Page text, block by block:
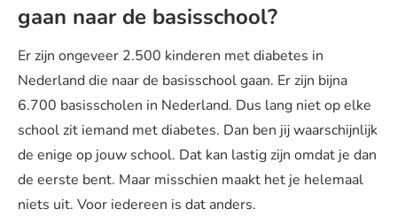
gaan naar de basisschool?
Er zijn ongeveer 2.500 kinderen met diabetes in
Nederland die naar de basisschool gaan. Er zijn bijna
6.700 basisscholen in Nederland. Dus lang niet op elke
school zit iemand met diabetes. Dan ben jij waarschijnlijk
de enige op jouw school. Dat kan lastig zijn omdat je dan
de eerste bent. Maar misschien maakt het je helemaal
niets uit. Voor iedereen is dat anders.